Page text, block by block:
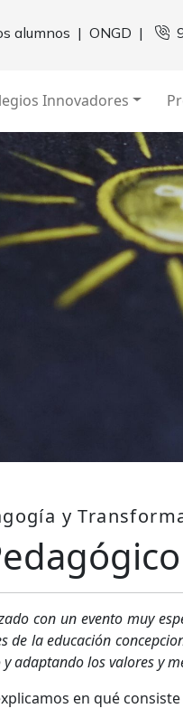
alumnos | ONGD |
Innovadores
y
con un evento muy
de la educación
adaptando los valores y
en qué